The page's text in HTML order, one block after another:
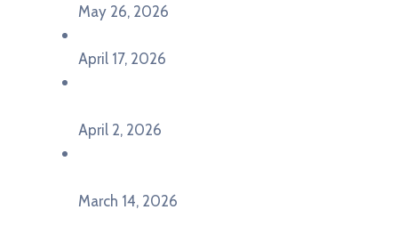
May 26, 2026
April 17, 2026
April 2, 2026
March 14, 2026